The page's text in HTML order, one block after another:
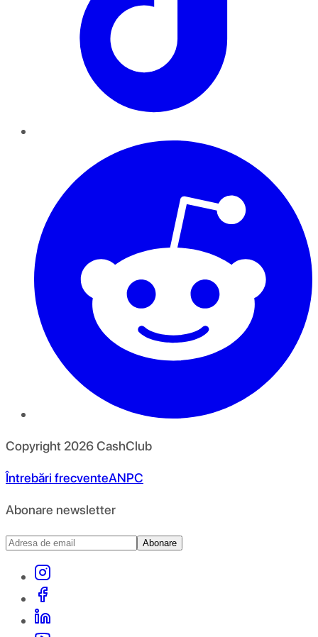
Copyright 2026CashClub
Întrebări frecventeANPC
Abonare newsletter
Abonare